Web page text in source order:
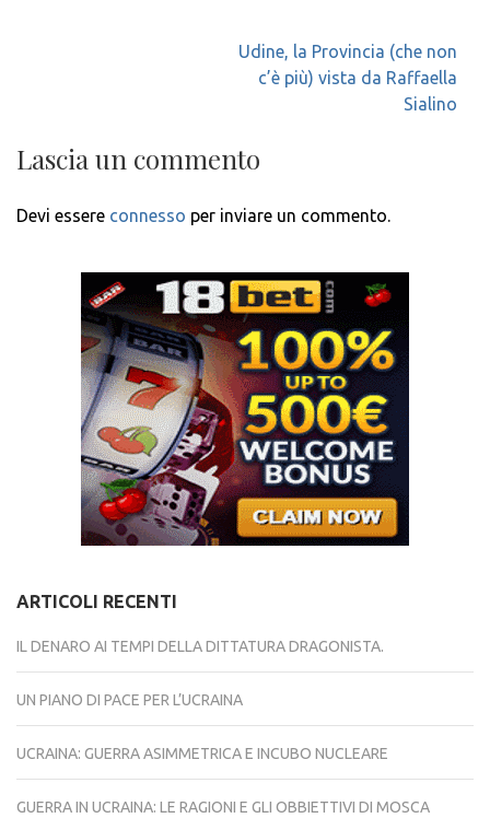
Udine, la Provincia (che non
c’è più) vista da Raffaella
Sialino
Lascia un commento
Devi essere connesso per inviare un commento.
ARTICOLI RECENTI
IL DENARO AI TEMPI DELLA DITTATURA DRAGONISTA.
UN PIANO DI PACE PER L’UCRAINA
UCRAINA: GUERRA ASIMMETRICA E INCUBO NUCLEARE
GUERRA IN UCRAINA: LE RAGIONI E GLI OBBIETTIVI DI MOSCA